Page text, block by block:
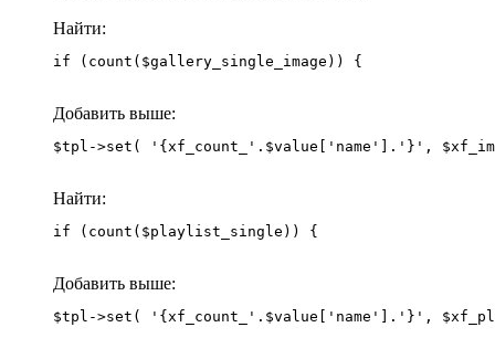
Найти:
if (count($gallery_single_image)) {
Добавить выше:
Найти:
if (count($playlist_single)) {
Добавить выше: